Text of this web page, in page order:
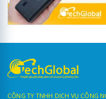
CÔNG TY TNHH DỊCH VỤ CÔNG